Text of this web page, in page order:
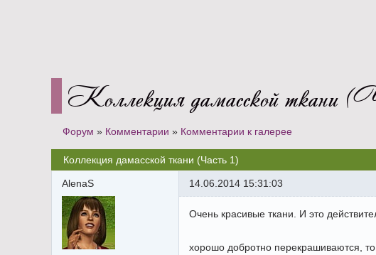
Коллекция дамасской ткани
Форум » Комментарии » Комментарии к галерее
Коллекция дамасской ткани (Часть 1)
AlenaS 14.06.2014 15:31:03
Очень красивые ткани. И это
хорошо добротно перекрашиваются,